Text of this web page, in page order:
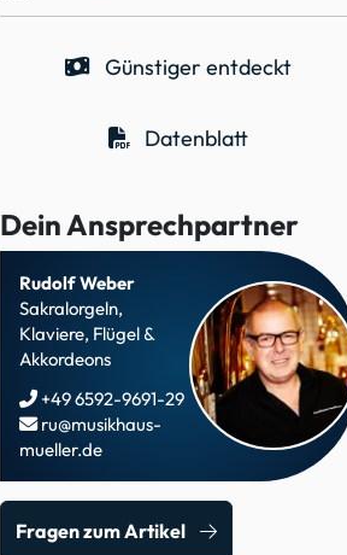
Günstiger entdeckt
Datenblatt
Dein Ansprechpartner
Rudolf Weber
Sakralorgeln,
Klaviere, Flügel &
Akkordeons
+49 6592-9691-29
ru@musikhaus-
mueller.de
Fragen zum Artikel